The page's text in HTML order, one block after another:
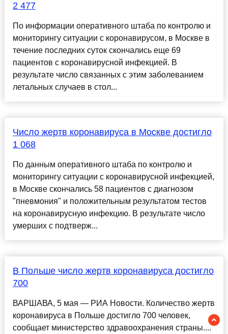
2 477
По информации оперативного штаба по контролю и
мониторингу ситуации с коронавирусом, в Москве в
течение последних суток скончались еще 69
пациентов с коронавирусной инфекцией. В
результате число связанных с этим заболеванием
летальных случаев в стол...
Число жертв коронавируса в Москве достигло
1 068
По данным оперативного штаба по контролю и
мониторингу ситуации с коронавирусной инфекцией,
в Москве скончались 58 пациентов с диагнозом
"пневмония" и положительным результатом тестов
на коронавирусную инфекцию. В результате число
умерших с подтверж...
В Польше число жертв коронавируса достигло
700
ВАРШАВА, 5 мая — РИА Новости. Количество жертв
коронавируса в Польше достигло 700 человек,
сообщает министерство здравоохранения страны....